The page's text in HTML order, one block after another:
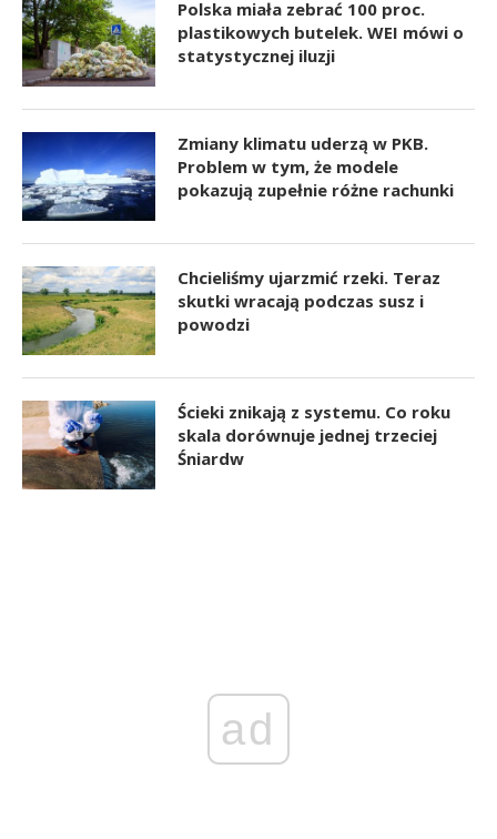
Polska miała zebrać 100 proc.
plastikowych butelek. WEI mówi o
statystycznej iluzji
Zmiany klimatu uderzą w PKB.
Problem w tym, że modele
pokazują zupełnie różne rachunki
Chcieliśmy ujarzmić rzeki. Teraz
skutki wracają podczas susz i
powodzi
Ścieki znikają z systemu. Co roku
skala dorównuje jednej trzeciej
Śniardw
ad